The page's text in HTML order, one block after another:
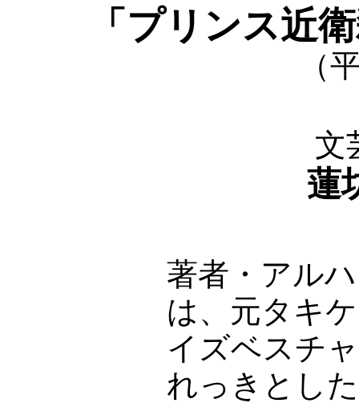
「プリンス近
（
文
蓮
著者・アル
は、元タキ
イズベスチ
れっきとし